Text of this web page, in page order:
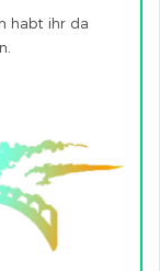
habt ihr da